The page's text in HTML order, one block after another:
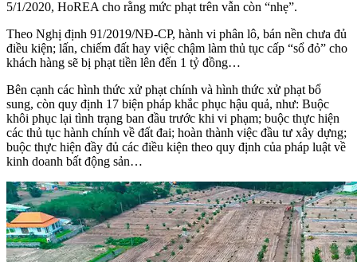
5/1/2020, HoREA cho rằng mức phạt trên vẫn còn “nhẹ”.
Theo Nghị định 91/2019/NĐ-CP, hành vi phân lô, bán nền chưa đủ
điều kiện; lấn, chiếm đất hay việc chậm làm thủ tục cấp “sổ đỏ” cho
khách hàng sẽ bị phạt tiền lên đến 1 tỷ đồng…
Bên cạnh các hình thức xử phạt chính và hình thức xử phạt bổ
sung, còn quy định 17 biện pháp khắc phục hậu quả, như: Buộc
khôi phục lại tình trạng ban đầu trước khi vi phạm; buộc thực hiện
các thủ tục hành chính về đất đai; hoàn thành việc đầu tư xây dựng;
buộc thực hiện đầy đủ các điều kiện theo quy định của pháp luật về
kinh doanh bất động sản…